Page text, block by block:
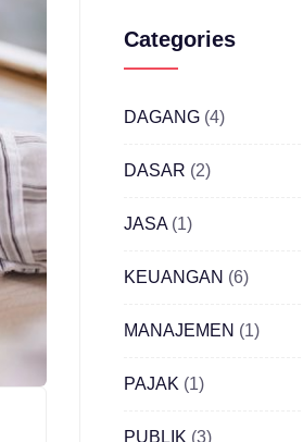
Categories
DAGANG (4)
DASAR (2)
JASA(1)
KEUANGAN (6)
MANAJEMEN (1)
PAJAK (1)
PUBLIK (3)